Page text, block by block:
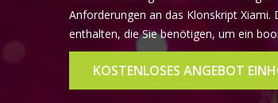
Anforderungen an das Klonskript
enthalten, die Sie benötigen, um ein
KOSTENLOSES ANGEBOT